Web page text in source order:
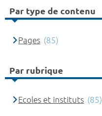
Par type de contenu
Pages (85)
Par rubrique
Ecoles et instituts (85)